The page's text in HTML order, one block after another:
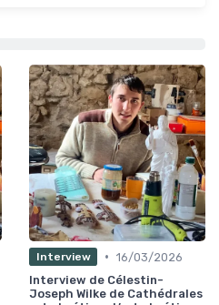
Interview • 16/03/2026
Interview de Célestin-
Joseph Wilke de Cathédrales